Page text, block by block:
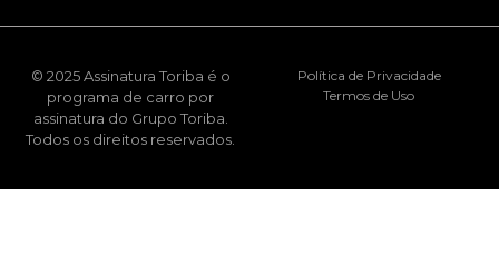
© 2025 Assinatura Toriba é o
programa de carro por
assinatura do Grupo Toriba.
Todos os direitos reservados.
Política de Privacidade
Termos de Uso